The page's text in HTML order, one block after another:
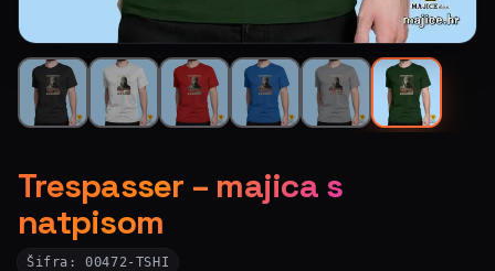
Trespasser – majica s
natpisom
Šifra:00472-TSHI